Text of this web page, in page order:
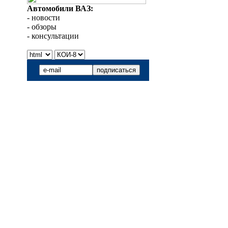
Автомобили ВАЗ:
- новости
- обзоры
- консультации